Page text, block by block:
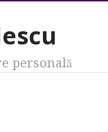
personală